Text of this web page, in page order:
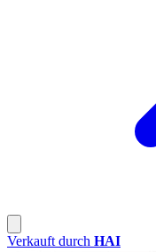
Verkauft durch HAI